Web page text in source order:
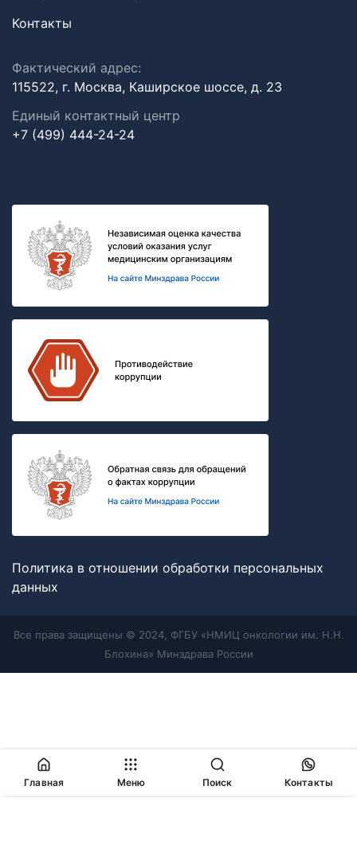
Контакты
Фактический адрес:
115522, г. Москва, Каширское шоссе, д. 23
Единый контактный центр
+7 (499) 444-24-24
Политика в отношении обработки персональных
данных
Все права защищены © 2024, ФГБУ «НМИЦ онкологии им. Н.Н.
Блохина» Минздрава России
Главная Меню Поиск Контакты